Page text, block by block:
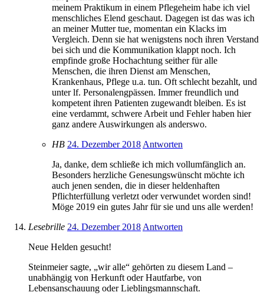
meinem Praktikum in einem Pflegeheim habe ich viel
menschliches Elend geschaut. Dagegen ist das was ich
an meiner Mutter tue, momentan ein Klacks im
Vergleich. Denn sie hat wenigstens noch ihren Verstand
bei sich und die Kommunikation klappt noch. Ich
empfinde große Hochachtung seither für alle
Menschen, die ihren Dienst am Menschen,
Krankenhaus, Pflege u.a. tun. Oft schlecht bezahlt, und
unter lf. Personalengpässen. Immer freundlich und
kompetent ihren Patienten zugewandt bleiben. Es ist
eine verdammt, schwere Arbeit und Fehler haben hier
ganz andere Auswirkungen als anderswo.
HB 24. Dezember 2018 Antworten
Ja, danke, dem schließe ich mich vollumfänglich an.
Besonders herzliche Genesungswünscht möchte ich
auch jenen senden, die in dieser heldenhaften
Pflichterfüllung verletzt oder verwundet worden sind!
Möge 2019 ein gutes Jahr für sie und uns alle werden!
Lesebrille 24. Dezember 2018 Antworten
Neue Helden gesucht!
Steinmeier sagte, „wir alle“ gehörten zu diesem Land –
unabhängig von Herkunft oder Hautfarbe, von
Lebensanschauung oder Lieblingsmannschaft.